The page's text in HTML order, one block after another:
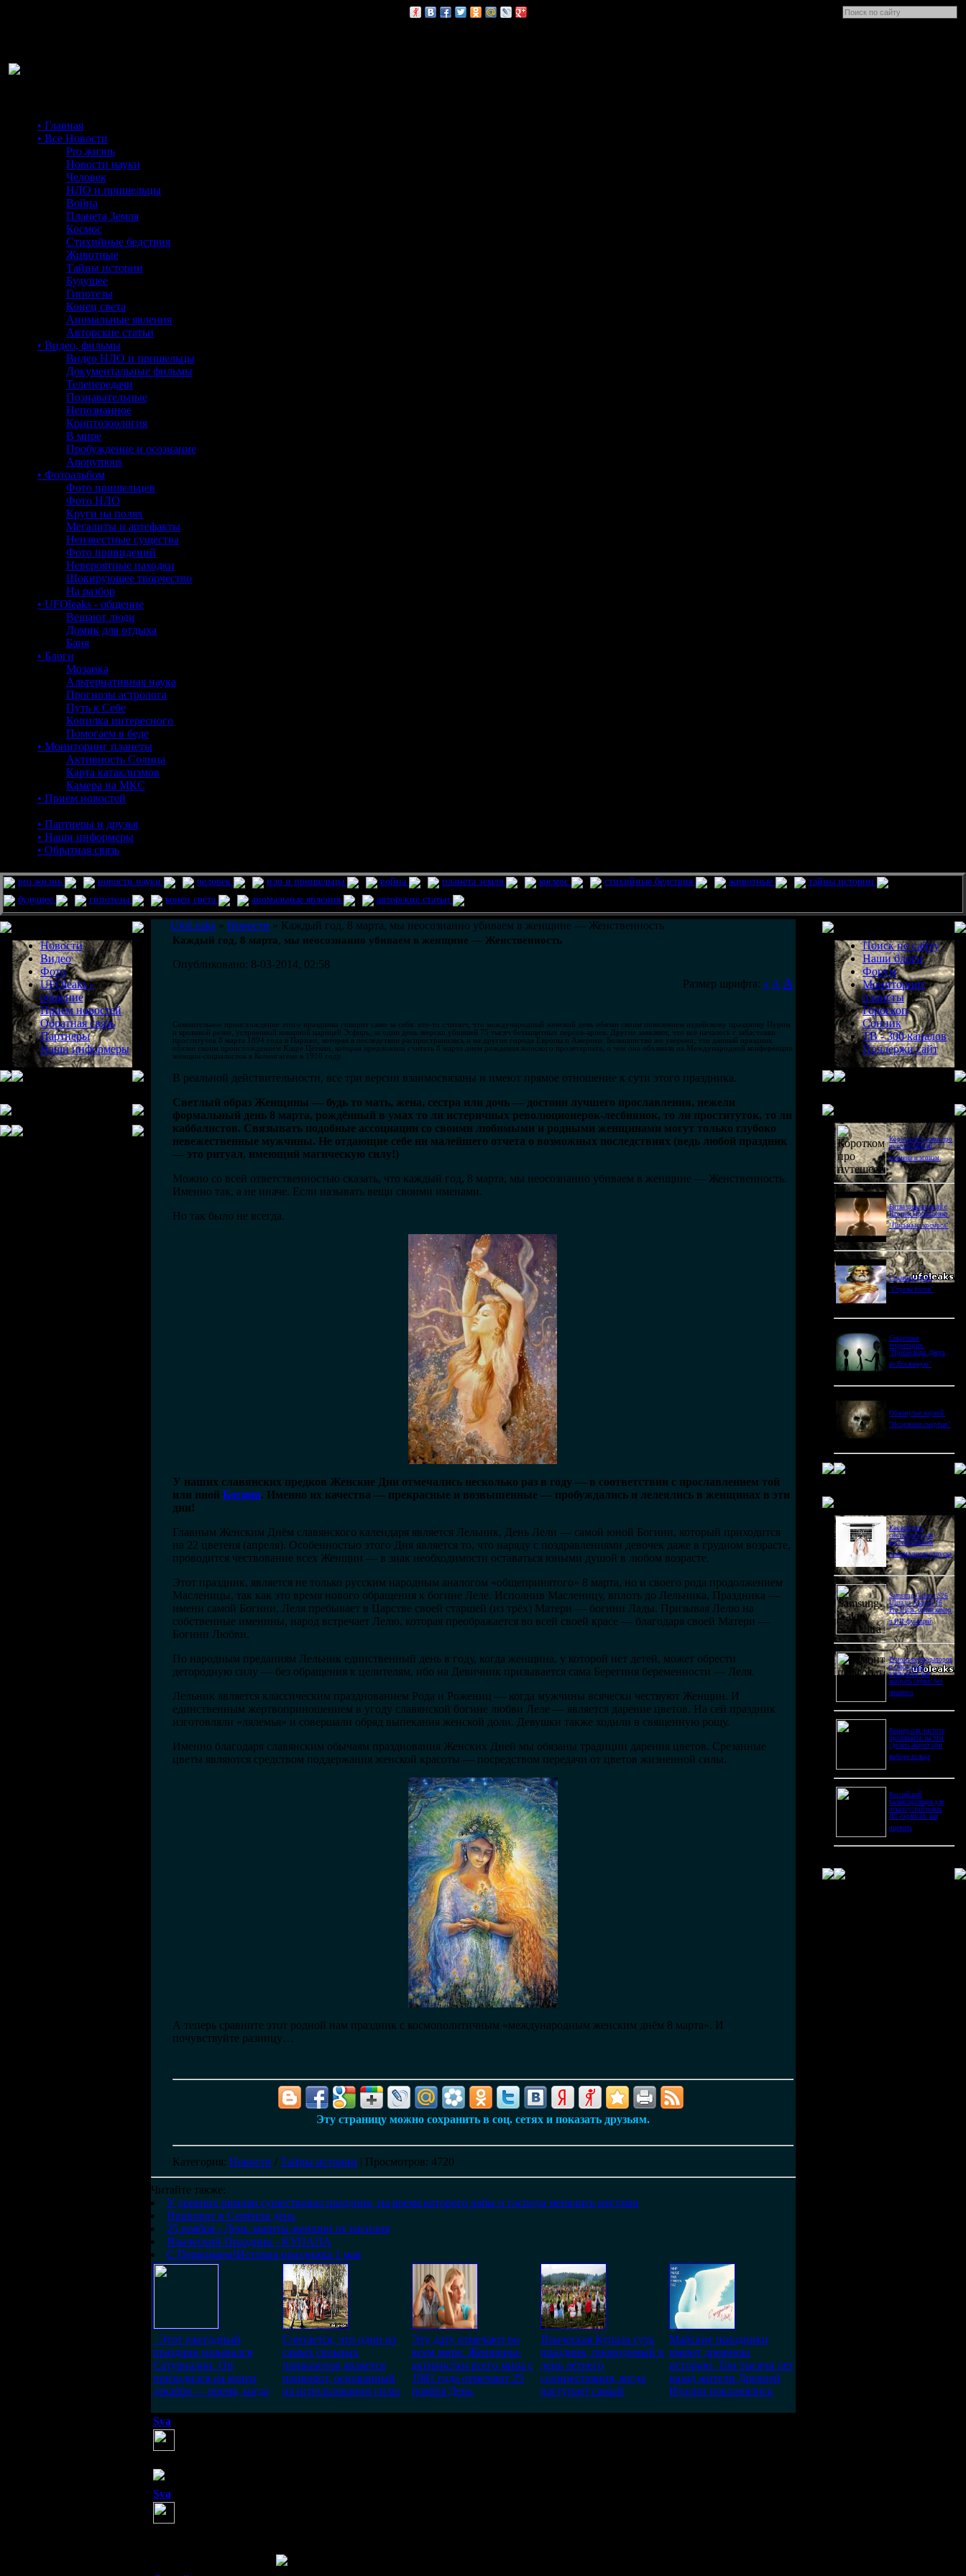
• Главная
• Все Новости
Pro жизнь
Новости науки
Человек
НЛО и пришельцы
Война
Планета Земля
Космос
Стихийные бедствия
Животные
Тайны истории
Будущее
Гипотезы
Конец света
Аномальные явления
Авторские статьи
• Видео, фильмы
Видео НЛО и пришельцы
Документальные фильмы
Телепередачи
Познавательные
Непознанное
Криптозоология
В мире
Пробуждение и осознание
Anonymous
• Фотоальбом
Фото пришельцев
Фото НЛО
Круги на полях
Мегалиты и артефакты
Неизвестные существа
Фото привидений
Невероятные находки
Шокирующее творчество
На разбор
• UFOleaks - общение
Вещают люди
Домик для отдыха
Баня
• Блоги
Мозаика
Альтернативная наука
Прогнозы астролога
Путь к Себе
Копилка интересного
Помогаем в беде
• Мониторинг планеты
Активность Солнца
Карта катаклизмов
Камера на МКС
• Прием новостей
• Партнеры и друзья
• Наши информеры
• Обратная связь
pro жизнь новости науки человек нло и пришельцы война планета земля космос стихийные бедствия животные
тайны истории
будущее
гипотезы конец света аномальные явления авторские статьи
Новости
Видео
Фото
UFOleaks -
общение
Прием новостей
Обратная связь
Партнеры
Наши информеры
UfoLeaks » Новости » Каждый год, 8 марта, мы неосознанно убиваем в женщине — Женственность
Каждый год, 8 марта, мы неосознанно убиваем в женщине — Женственность
Опубликовано: 8-03-2014, 02:58
Размер шрифта: A A A
Сомнительное происхождение этого праздника говорит само за себя: кто-то считает, что международный женский день обязан своим появлением иудейскому празднику Пурим
и кровавой резне, устроенной коварной царицей Эсфирь, за один день зверски убившей 75 тысяч беззащитных персов-ариев. Другие заявляют, что всё началось с забастовки
проституток 8 марта 1894 года в Париже, которая в последствии распространилась и на другие города Европы и Америки. Большинство же уверено, что данный праздник
обязан своим происхождением Кларе Цеткин, которая предложила считать 8 марта днем рождения женского пролетариата, о чем она объявила на Международной конференции
женщин-социалисток в Копенгагене в 1910 году.
В реальной действительности, все три версии взаимосвязаны и имеют прямое отношение к сути этого праздника.
Светлый образ Женщины — будь то мать, жена, сестра или дочь — достоин лучшего прославления, нежели
формальный день 8 марта, рождённый в умах то ли истеричных революционерок-лесбиянок, то ли проституток, то ли
каббалистов. Связывать подобные ассоциации со своими любимыми и родными женщинами могут только глубоко
невежественные мужчины. Не отдающие себе ни малейшего отчета о возможных последствиях (ведь любой праздник
— это ритуал, имеющий магическую силу!)
Можно со всей ответственностью сказать, что каждый год, 8 марта, мы неосознанно убиваем в женщине — Женственность.
Именно так, а не иначе. Если называть вещи своими именами.
Но так было не всегда.
У наших славянских предков Женские Дни отмечались несколько раз в году — в соответствии с прославлением той
или иной Богини. Именно их качества — прекрасные и возвышенные — пробуждались и лелеялись в женщинах в эти
дни!
Главным Женским Днём славянского календаря является Лельник, День Лели — самой юной Богини, который приходится
на 22 цветеня (апреля). Особенностью этого Дня является то, что наряду с поздравлениями девочек даже в грудном возрасте,
проводится чествование всех Женщин — в знак необходимости оставаться юными душой в любом возрасте.
Этот праздник, является не только русским народным аналогом «общепринятого» 8 марта, но и своего рода продолжением
Масленицы, так как это время нового обращения к богине Леле. Исполнив Масленицу, вплоть до Лельника, Праздника —
имени самой Богини, Леля пребывает в Царстве своей старшей (из трёх) Матери — богини Лады. Призывая Лелю на
собственные именины, народ встречает Лелю, которая преображается во всей своей красе — благодаря своей Матери —
Богини Любви.
По народным преданиям Лельник единственный день в году, когда женщина, у которой нет детей, может обрести
детородную силу — без обращения к целителям, ибо на Девичник призывается сама Берегиня беременности — Леля.
Лельник является классическим празднованием Рода и Рожениц — когда мужчины всячески чествуют Женщин. И
единственным жертвоприношением в угоду славянской богине любви Леле — является дарение цветов. На сей праздник
изготовляли «лялемья» и совершали обряд выпекания женской доли. Девушки также ходили в священную рощу.
Именно благодаря славянским обычаям празднования Женских Дней мы обязаны традиции дарения цветов. Срезанные
цветы являются средством поддержания женской красоты — посредством передачи от цветов жизненной силы.
А теперь сравните этот родной нам праздник с космополитичным «международным женским днём 8 марта». И
почувствуйте разницу…
Эту страницу можно сохранить в соц. сетях и показать друзьям.
Категория: Новости / Тайны истории | Просмотров: 4720
Читайте также:
У древних римлян существовал праздник, на время которого рабы и господа менялись местами
Приворот в Семёнов день
25 ноября - День защиты женщин от насилия
Языческий Праздник - КУПАЛА
С Первомаем!История праздника 1 мая
Этот ежегодный
праздник назывался
Сатурналии. Он
приходился на конец
декабря — время, когда
Считается, что один из
самых сильных
приворотов является
приворот, основанный
на использовании силы
Эту дату отмечают во
всем мире. Женщины-
активистки всего мира с
1981 года отмечают 25
ноября День
Языческая Купала суть
праздник, проводимый в
день летнего
солнцестояния, когда
наступает самый
Майские праздники
имеют древнюю
историю. Три тысячи лет
назад жители Древней
Италии поклонялись
Sva
Sva
Поиск по сайту
Наши блоги
Форум
Мониторинг
планеты
Гороскоп
Сонник
ТВ - 300 каналов
Поддержи сайт
Короткометражка про
путешествия во
времени и эгоизм.
Битва цивилизаций с
Игорем Прокопенко.
"Письма из космоса"
Странное дело.
"Стрелы богов"
Секретные
территории.
"Пришельцы. Дверь
во Вселенную"
Обманутые наукой.
"Исцеление смертью"
Как выбрать
снотворное для
восстановления
режима после отпуска
Samsung Galaxy S26
Ultra vs Xiaomi 16
Pro Ultra: битва камер
и ИИ-функций
Ремонт перфораторов
и сварочных
аппаратов: как
выбрать сервис без
лишнего
Размер или чистота
бриллианта: на чем
сделать акцент при
выборе кольца
Российский
балансировщик для
отказоустойчивых
ИТ-сервисов: как
оценить